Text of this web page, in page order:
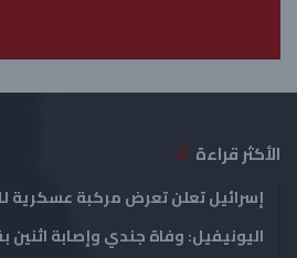
ق
ة
ي
ة
الأكثر قراءة
إسرائيل تعلن تعرض مركبة عسكرية
اليونيفيل: وفاة جندي وإصابة